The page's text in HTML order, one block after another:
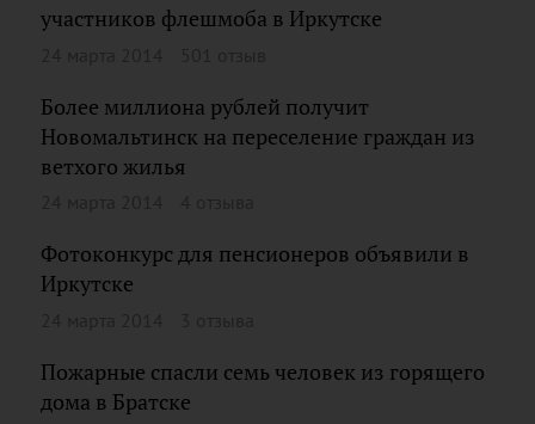
участников флешмоба в Иркутске
Более миллиона рублей получит
Новомальтинск на переселение граждан из
ветхого жилья
Фотоконкурс для пенсионеров объявили в
Иркутске
Пожарные спасли семь человек из горящего
дома в Братске